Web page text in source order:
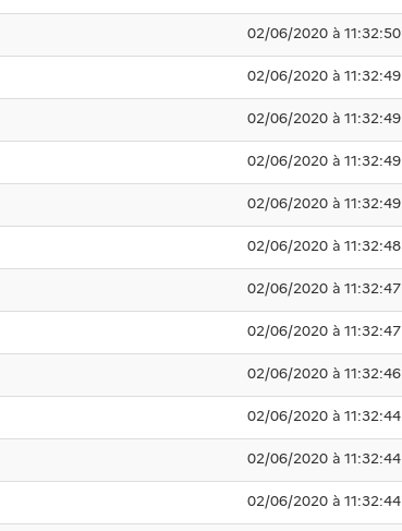
02/06/2020 à 11:32:50
02/06/2020 à 11:32:49
02/06/2020 à 11:32:49
02/06/2020 à 11:32:49
02/06/2020 à 11:32:49
02/06/2020 à 11:32:48
02/06/2020 à 11:32:47
02/06/2020 à 11:32:47
02/06/2020 à 11:32:46
02/06/2020 à 11:32:44
02/06/2020 à 11:32:44
02/06/2020 à 11:32:44